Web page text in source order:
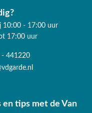
10:00 - 17:00 uur
17:00 uur
- 441220
tips met de Van